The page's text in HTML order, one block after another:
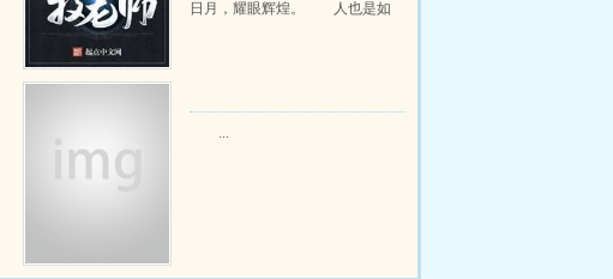
日月，耀眼辉煌。 人也是如
...